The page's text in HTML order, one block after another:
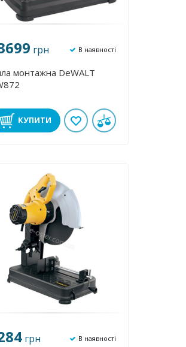
грн В наявності
монтажна DeWALT
КУПИТИ
грн В наявності